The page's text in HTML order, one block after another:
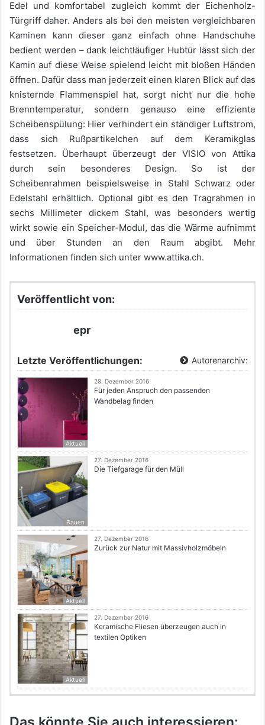
Edel und komfortabel zugleich kommt der Eichenholz-
Türgriff daher. Anders als bei den meisten vergleichbaren
Kaminen kann dieser ganz einfach ohne Handschuhe
bedient werden – dank leichtläufiger Hubtür lässt sich der
Kamin auf diese Weise spielend leicht mit bloßen Händen
öffnen. Dafür dass man jederzeit einen klaren Blick auf das
knisternde Flammenspiel hat, sorgt nicht nur die hohe
Brenntemperatur, sondern genauso eine effiziente
Scheibenspülung: Hier verhindert ein ständiger Luftstrom,
dass sich Rußpartikelchen auf dem Keramikglas
festsetzen. Überhaupt überzeugt der VISIO von Attika
durch sein besonderes Design. So ist der
Scheibenrahmen beispielsweise in Stahl Schwarz oder
Edelstahl erhältlich. Optional gibt es den Tragrahmen in
sechs Millimeter dickem Stahl, was besonders wertig
wirkt sowie ein Speicher-Modul, das die Wärme aufnimmt
und über Stunden an den Raum abgibt. Mehr
Informationen finden sich unter www.attika.ch.
Veröffentlicht von:
epr
Letzte Veröffentlichungen: Autorenarchiv:
Aktuell
28. Dezember 2016
Für jeden Anspruch den passenden
Wandbelag finden
Bauen
27. Dezember 2016
Die Tiefgarage für den Müll
Aktuell
27. Dezember 2016
Zurück zur Natur mit Massivholzmöbeln
Aktuell
27. Dezember 2016
Keramische Fliesen überzeugen auch in
textilen Optiken